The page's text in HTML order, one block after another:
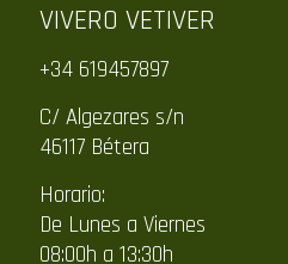
VIVERO VETIVER
+34 619457897
C/ Algezares s/n
46117 Bétera
Horario:
De Lunes a Viernes
08:00h a 13:30h